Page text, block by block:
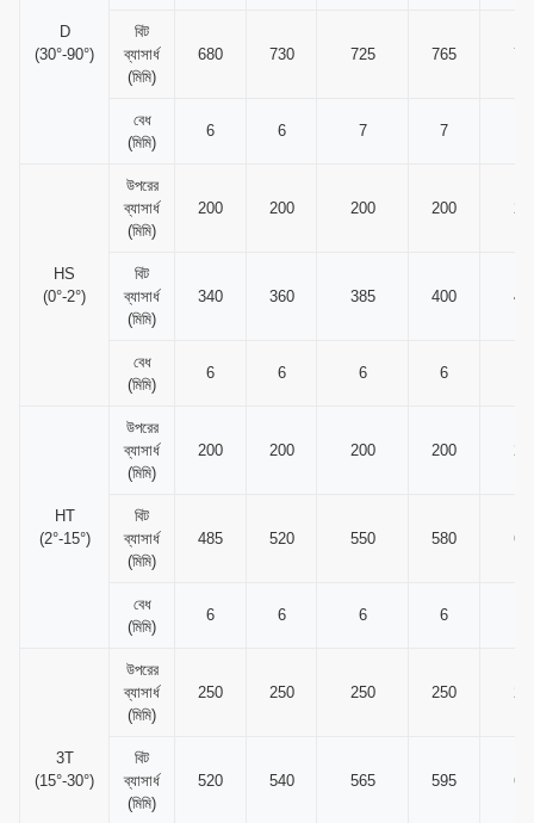
D
(30°-90°)
বিট
ব্যাসার্ধ
(মিমি)
680 730 725 765
বেধ
(মিমি)
6 6 7 7
HS
(0°-2°)
উপরের
ব্যাসার্ধ
(মিমি)
200 200 200 200
বিট
ব্যাসার্ধ
(মিমি)
340 360 385 400
বেধ
(মিমি)
6 6 6 6
HT
(2°-15°)
উপরের
ব্যাসার্ধ
(মিমি)
200 200 200 200
বিট
ব্যাসার্ধ
(মিমি)
485 520 550 580
বেধ
(মিমি)
6 6 6 6
3T
(15°-30°)
উপরের
ব্যাসার্ধ
(মিমি)
250 250 250 250
বিট
ব্যাসার্ধ
(মিমি)
520 540 565 595